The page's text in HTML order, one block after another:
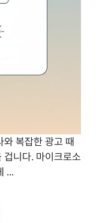
복잡한 광고 때
겁니다. 마이크로소
...